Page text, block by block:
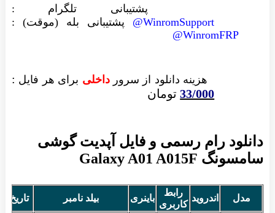
پشتیبانی تلگرام :
WinromSupport@
پشتیبانی بله (موقت) :
WinromFRP@
هزینه دانلود از سرورداخلی برای هر فایل :
33/000تومان
دانلود رام رسمی و فایل آپدیت گوشی
سامسونگ Galaxy A01 A015F
مدل اندروید
رابط
کاربری
باینری بیلد نامبر تاریخ